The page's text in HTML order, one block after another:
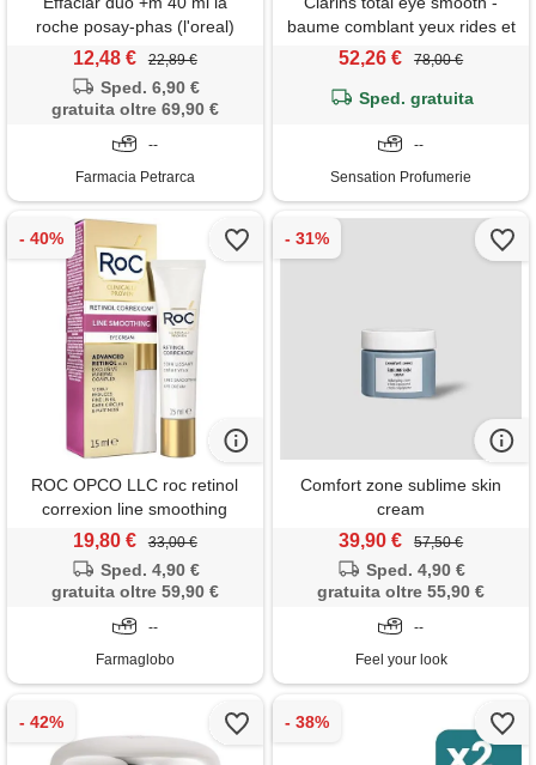
roche posay-phas (l'oreal)
12,48 € 22,89 €
Sped. 6,90 €
gratuita oltre 69,90 €
--
Farmacia Petrarca
baume comblant yeux rides et
fermeté 15 ml
52,26 € 78,00 €
Sped. gratuita
--
Sensation Profumerie
ROC OPCO LLC roc retinol
correxion line smoothing
crema contorno occhi 15ml
19,80 € 33,00 €
Sped. 4,90 €
gratuita oltre 59,90 €
--
Farmaglobo
Comfort zone sublime skin
cream
39,90 € 57,50 €
Sped. 4,90 €
gratuita oltre 55,90 €
--
Feel your look